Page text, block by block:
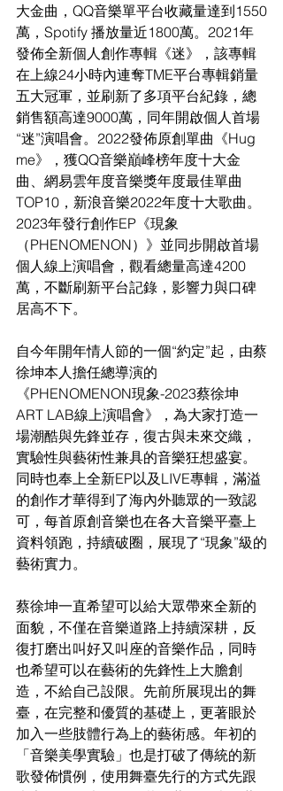
大金曲，QQ音樂單平台收藏量達到1550
萬，Spotify 播放量近1800萬。2021年
發佈全新個人創作專輯《迷》，該專輯
在上線24小時內連奪TME平台專輯銷量
五大冠軍，並刷新了多項平台紀錄，總
銷售額高達9000萬，同年開啟個人首場
“迷”演唱會。2022發佈原創單曲《Hug
me》，獲QQ音樂巔峰榜年度十大金
曲、網易雲年度音樂獎年度最佳單曲
TOP10，新浪音樂2022年度十大歌曲。
2023年發行創作EP《現象
（PHENOMENON）》並同步開啟首場
個人線上演唱會，觀看總量高達4200
萬，不斷刷新平台記錄，影響力與口碑
居高不下。
自今年開年情人節的一個“約定”起，由蔡
徐坤本人擔任總導演的
《PHENOMENON現象-2023蔡徐坤
ART LAB線上演唱會》，為大家打造一
場潮酷與先鋒並存，復古與未來交織，
實驗性與藝術性兼具的音樂狂想盛宴。
同時也奉上全新EP以及LIVE專輯，滿溢
的創作才華得到了海內外聽眾的一致認
可，每首原創音樂也在各大音樂平臺上
資料領跑，持續破圈，展現了“現象”級的
藝術實力。
蔡徐坤一直希望可以給大眾帶來全新的
面貌，不僅在音樂道路上持續深耕，反
復打磨出叫好又叫座的音樂作品，同時
也希望可以在藝術的先鋒性上大膽創
造，不給自己設限。先前所展現出的舞
臺，在完整和優質的基礎上，更著眼於
加入一些肢體行為上的藝術感。年初的
「音樂美學實驗」也是打破了傳統的新
歌發佈慣例，使用舞臺先行的方式先跟